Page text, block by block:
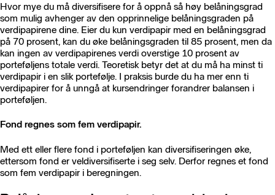
Hvor mye du må diversifisere for å oppnå så høy belåningsgrad
som mulig avhenger av den opprinnelige belåningsgraden på
verdipapirene dine. Eier du kun verdipapir med en belåningsgrad
på 70 prosent, kan du øke belåningsgraden til 85 prosent, men da
kan ingen av verdipapirenes verdi overstige 10 prosent av
porteføljens totale verdi. Teoretisk betyr det at du må ha minst ti
verdipapir i en slik portefølje. I praksis burde du ha mer enn ti
verdipapirer for å unngå at kursendringer forandrer balansen i
porteføljen.
Fond regnes som fem verdipapir.
Med ett eller flere fond i porteføljen kan diversifiseringen øke,
ettersom fond er veldiversifiserte i seg selv. Derfor regnes et fond
som fem verdipapir i beregningen.